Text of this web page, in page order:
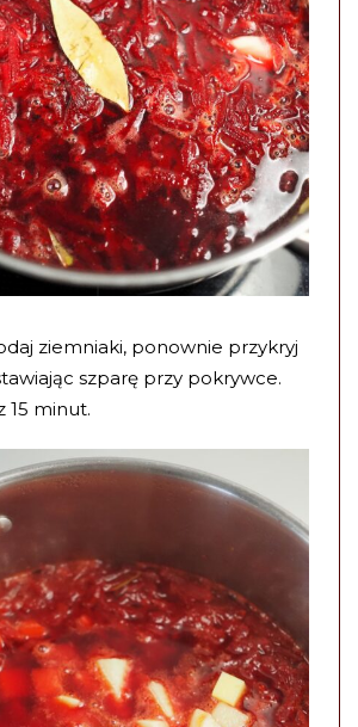
ziemniaki, ponownie przykryj
szparę przy pokrywce.
15 minut.